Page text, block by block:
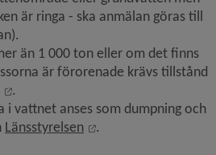
är ringa - ska anmälan göras till
än 1 000 ton eller om det finns
är förorenade krävs tillstånd
Länk till annan webbplats, öppnas
.
i vattnet anses som dumpning och
Länsstyrelsen Länk till annan
.